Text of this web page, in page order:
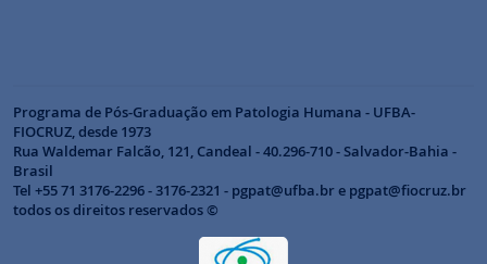
Programa de Pós-Graduação em Patologia Humana - UFBA-
FIOCRUZ, desde 1973
Rua Waldemar Falcão, 121, Candeal - 40.296-710 - Salvador-Bahia -
Brasil
Tel +55 71 3176-2296 - 3176-2321 - pgpat@ufba.br e pgpat@fiocruz.br
todos os direitos reservados ©